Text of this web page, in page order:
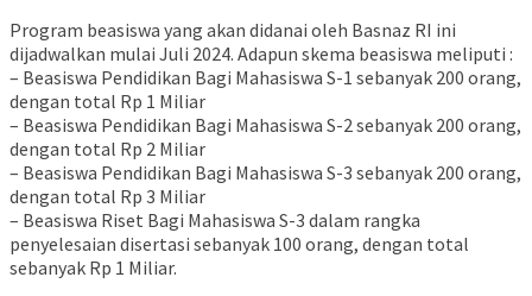
Program beasiswa yang akan didanai oleh Basnaz RI ini
dijadwalkan mulai Juli 2024. Adapun skema beasiswa meliputi :
– Beasiswa Pendidikan Bagi Mahasiswa S-1 sebanyak 200 orang,
dengan total Rp 1 Miliar
– Beasiswa Pendidikan Bagi Mahasiswa S-2 sebanyak 200 orang,
dengan total Rp 2 Miliar
– Beasiswa Pendidikan Bagi Mahasiswa S-3 sebanyak 200 orang,
dengan total Rp 3 Miliar
– Beasiswa Riset Bagi Mahasiswa S-3 dalam rangka
penyelesaian disertasi sebanyak 100 orang, dengan total
sebanyak Rp 1 Miliar.